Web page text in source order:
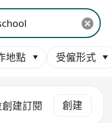
地點 受僱形式
建訂閱 創建